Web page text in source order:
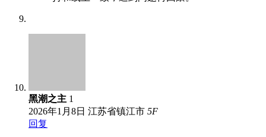
黑潮之主 1
2026年1月8日 江苏省镇江市 5F
回复